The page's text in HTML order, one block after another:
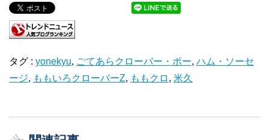
タグ : yonekyu, ごてあらクローバー・ポー, ハム・ソーセ
ージ, ももいろクローバーZ, ももクロ , 米久